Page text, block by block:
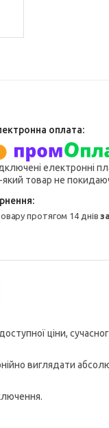
електронні
товар не
протягом 14 днів
ціни,
виглядати